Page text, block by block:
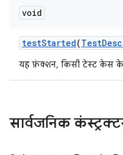
void
testStarted(Test
यह फ़ंक्शन, किसी टेस्ट केस के
सार्वजनिक